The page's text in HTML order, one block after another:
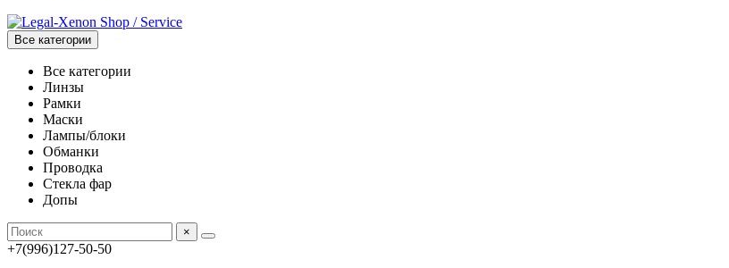
Все категории
Все категории
Линзы
Рамки
Маски
Лампы/блоки
Обманки
Проводка
Стекла фар
Допы
×
+7(996)127-50-50